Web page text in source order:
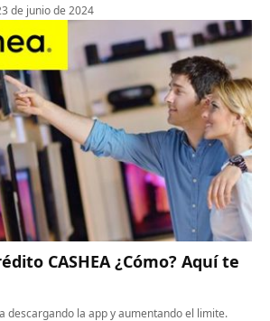
de junio de 2024
CASHEA ¿Cómo? Aquí te
descargando la app y aumentando el limite.